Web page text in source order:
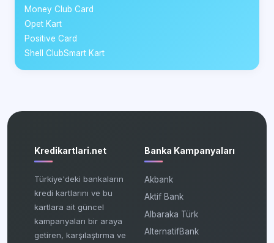
Money Club Card
Opet Kart
Positive Card
Shell ClubSmart Kart
Kredikartlari.net
Türkiye'deki bankaların
kredi kartlarını ve bu
kartlara ait güncel
kampanyaları bir araya
getiren, karşılaştırma ve
Banka Kampanyaları
Akbank
Aktif Bank
Albaraka Türk
AlternatifBank